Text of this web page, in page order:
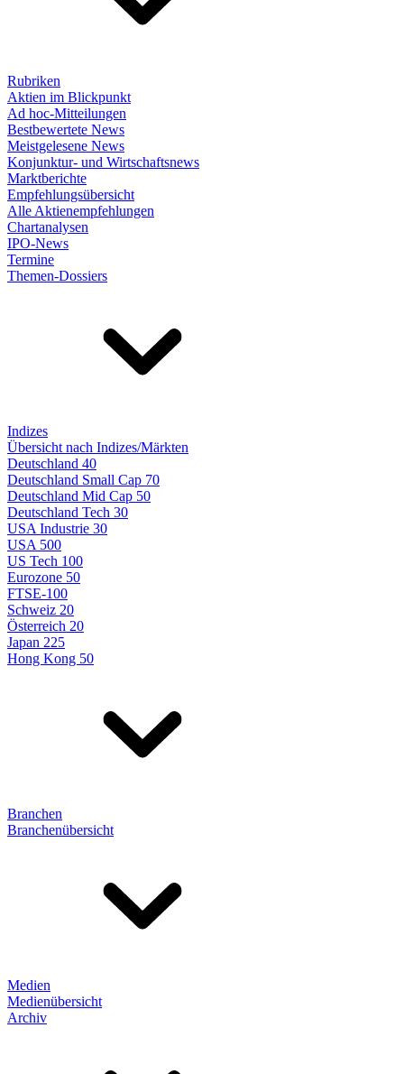
Rubriken
Aktien im Blickpunkt
Ad hoc-Mitteilungen
Bestbewertete News
Meistgelesene News
Konjunktur- und Wirtschaftsnews
Marktberichte
Empfehlungsübersicht
Alle Aktienempfehlungen
Chartanalysen
IPO-News
Termine
Themen-Dossiers
Indizes
Übersicht nach Indizes/Märkten
Deutschland 40
Deutschland Small Cap 70
Deutschland Mid Cap 50
Deutschland Tech 30
USA Industrie 30
USA 500
US Tech 100
Eurozone 50
FTSE-100
Schweiz 20
Österreich 20
Japan 225
Hong Kong 50
Branchen
Branchenübersicht
Medien
Medienübersicht
Archiv